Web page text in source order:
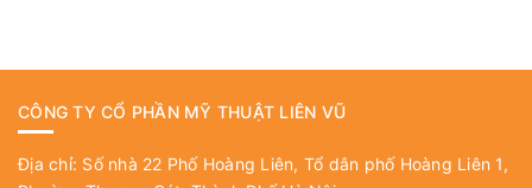
CÔNG TY CỔ PHẦN MỸ THUẬT LIÊN VŨ
Địa chỉ: Số nhà 22 Phố Hoàng Liên, Tổ dân phố Hoàng Liên 1,